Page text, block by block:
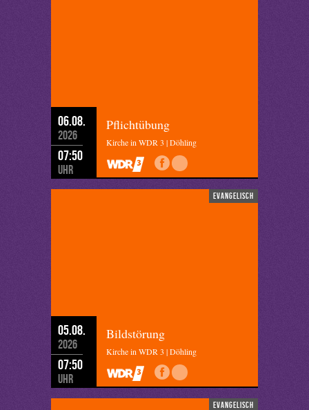
06.08.
2026
07:50
Uhr
Pflichtübung
Kirche in WDR 3 | Döhling
evangelisch
05.08.
2026
07:50
Uhr
Bildstörung
Kirche in WDR 3 | Döhling
evangelisch